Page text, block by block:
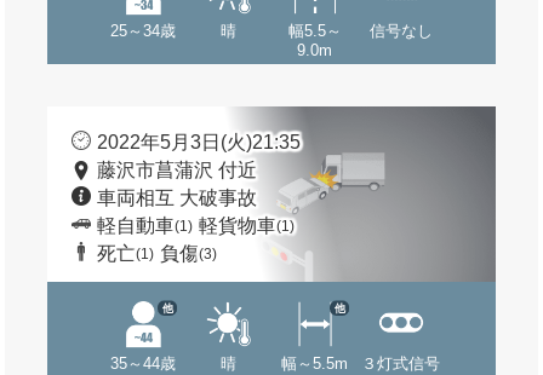
25～34歳 晴
幅5.5～
9.0m
信号なし
2022年5月3日(火)21:35
藤沢市菖蒲沢 付近
車両相互 大破事故
軽自動車(1) 軽貨物車(1)
死亡(1) 負傷(3)
35～44歳
他
晴 幅～5.5m
他
３灯式信号